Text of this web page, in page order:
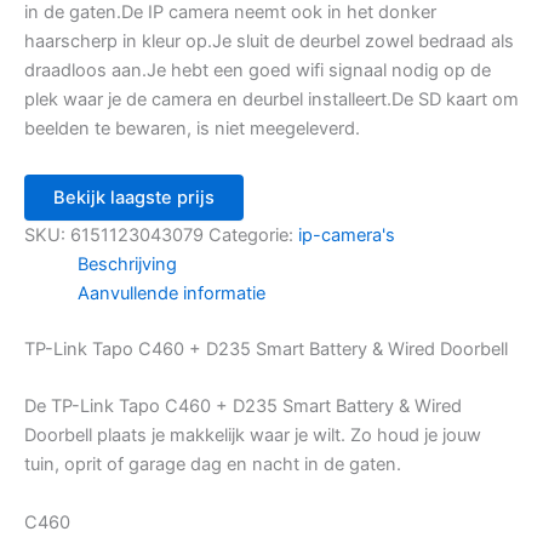
in de gaten.De IP camera neemt ook in het donker
haarscherp in kleur op.Je sluit de deurbel zowel bedraad als
draadloos aan.Je hebt een goed wifi signaal nodig op de
plek waar je de camera en deurbel installeert.De SD kaart om
beelden te bewaren, is niet meegeleverd.
Bekijk laagste prijs
SKU: 6151123043079 Categorie: ip-camera's
Beschrijving
Aanvullende informatie
TP-Link Tapo C460 + D235 Smart Battery & Wired Doorbell
De TP-Link Tapo C460 + D235 Smart Battery & Wired
Doorbell plaats je makkelijk waar je wilt. Zo houd je jouw
tuin, oprit of garage dag en nacht in de gaten.
C460